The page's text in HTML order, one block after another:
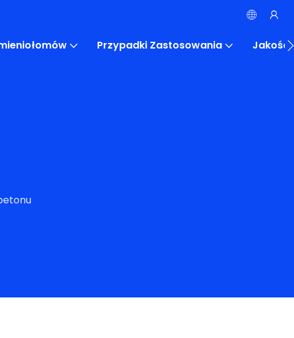
Przypadki Zastosowania Jakość